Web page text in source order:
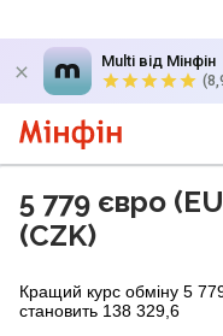
Multi від Мінфін
5 779 євро
(CZK)
Кращий курс обміну 5
становить 138 329,6